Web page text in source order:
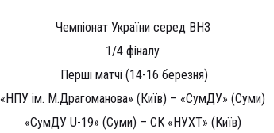
Чемпіонат України серед ВНЗ
1/4 фіналу
Перші матчі (14-16 березня)
«НПУ ім. М.Драгоманова» (Київ) – «СумДУ» (Суми)
«СумДУ U-19» (Суми) – СК «НУХТ» (Київ)